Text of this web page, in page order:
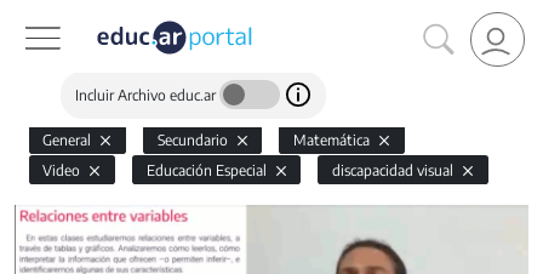
Incluir Archivo educ.ar
General Secundario
Matemática
Video
Educación Especial discapacidad visual